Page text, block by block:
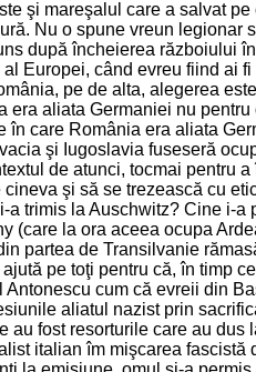
şi mareşalul care a salvat
Nu o spune vreun legionar
după încheierea războiului
Europei, când evreu fiind
pe de alta, alegerea
era aliata Germaniei nu
care România era aliata
şi Iugoslavia fuseseră
de atunci, tocmai pentru
şi să se trezească cu
a trimis la Auschwitz? Cine i-
(care la ora aceea ocupa
partea de Transilvanie
pe toţi pentru că, în timp
cum că evreii din
aliatul nazist prin
au fost resorturile care au
italian îm mişcarea